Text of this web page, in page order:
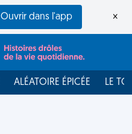
Ouvrir dans l'app ×
ALÉATOIRE ÉPICÉE LE